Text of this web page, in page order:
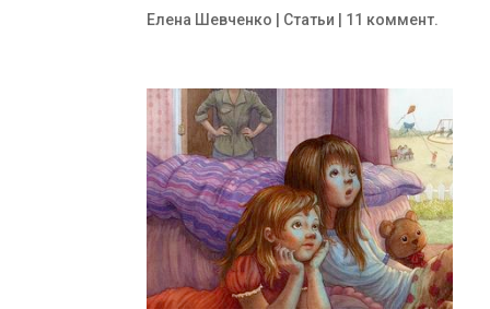
Елена Шевченко Статьи 11 коммент.